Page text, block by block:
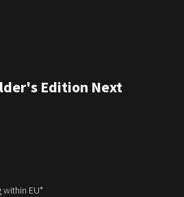
Edition Next
within EU*